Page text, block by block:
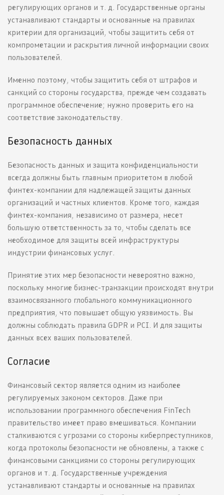
регулирующих органов и т. д. Государственные органы
устанавливают стандарты и основанные на правилах
критерии для организаций, чтобы защитить себя от
компрометации и раскрытия личной информации своих
пользователей.
Именно поэтому, чтобы защитить себя от штрафов и
санкций со стороны государства, прежде чем создавать
программное обеспечение; нужно проверить его на
соответствие законодательству.
Безопасность данных
Безопасность данных и защита конфиденциальности
всегда должны быть главным приоритетом в любой
финтех-компании для надлежащей защиты данных
организаций и частных клиентов. Кроме того, каждая
финтех-компания, независимо от размера, несет
большую ответственность за то, чтобы сделать все
необходимое для защиты всей инфраструктуры
индустрии финансовых услуг.
Принятие этих мер безопасности невероятно важно,
поскольку многие бизнес-транзакции происходят внутри
взаимосвязанного глобального коммуникационного
предприятия, что повышает общую уязвимость. Вы
должны соблюдать правила GDPR и PCI. И для защиты
данных всех ваших пользователей.
Согласие
Финансовый сектор является одним из наиболее
регулируемых законом секторов. Даже при
использовании программного обеспечения FinTech
правительство имеет право вмешиваться. Компании
сталкиваются с угрозами со стороны киберпреступников,
когда протоколы безопасности не обновлены, а также с
финансовыми санкциями со стороны регулирующих
органов и т. д. Государственные учреждения
устанавливают стандарты и основанные на правилах